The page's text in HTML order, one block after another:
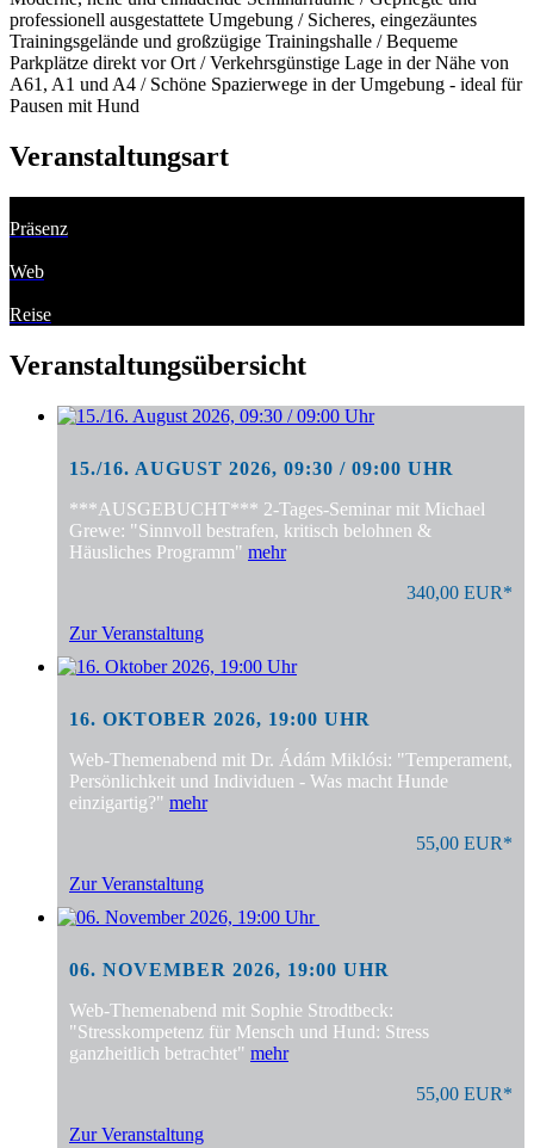
professionell ausgestattete Umgebung / Sicheres, eingezäuntes
Trainingsgelände und großzügige Trainingshalle / Bequeme
Parkplätze direkt vor Ort / Verkehrsgünstige Lage in der Nähe von
A61, A1 und A4 / Schöne Spazierwege in der Umgebung - ideal für
Pausen mit Hund
Veranstaltungsart
Präsenz
Web
Reise
Veranstaltungsübersicht
15./16. AUGUST 2026, 09:30 / 09:00 UHR
***AUSGEBUCHT*** 2-Tages-Seminar mit Michael
Grewe: "Sinnvoll bestrafen, kritisch belohnen &
Häusliches Programm" mehr
340,00 EUR*
Zur Veranstaltung
16. OKTOBER 2026, 19:00 UHR
Web-Themenabend mit Dr. Ádám Miklósi: "Temperament,
Persönlichkeit und Individuen - Was macht Hunde
einzigartig?" mehr
55,00 EUR*
Zur Veranstaltung
06. NOVEMBER 2026, 19:00 UHR
Web-Themenabend mit Sophie Strodtbeck:
"Stresskompetenz für Mensch und Hund: Stress
ganzheitlich betrachtet" mehr
55,00 EUR*
Zur Veranstaltung